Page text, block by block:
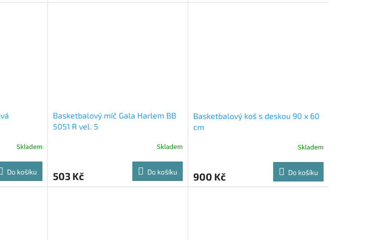
Skladem
Do košíku
Basketbalový míč Gala Harlem BB
5051 R vel. 5
Skladem
503 Kč Do košíku
Basketbalový koš s deskou 90 x 60
cm
Skladem
900 Kč Do košíku